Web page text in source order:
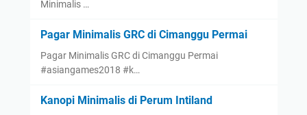
Minimalis …
Pagar Minimalis GRC di Cimanggu Permai
Pagar Minimalis GRC di Cimanggu Permai
#asiangames2018 #k…
Kanopi Minimalis di Perum Intiland